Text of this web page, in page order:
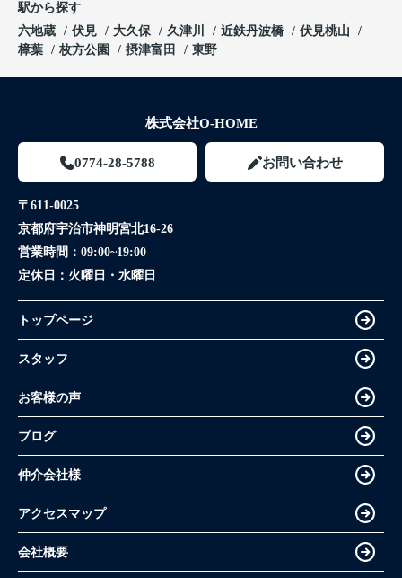
駅から探す
六地蔵
伏見 大久保 久津川 近鉄丹波橋
伏見桃山
樟葉
枚方公園 摂津富田 東野
株式会社O-HOME
0774-28-5788 お問い合わせ
〒611-0025
京都府宇治市神明宮北16-26
営業時間： 09:00~19:00
定休日： 火曜日・水曜日
トップページ
スタッフ
お客様の声
ブログ
仲介会社様
アクセスマップ
会社概要